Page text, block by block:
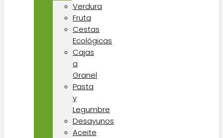
Verdura
Fruta
Cestas
Ecológicas
Cajas
a
Granel
Pasta
y
Legumbre
Desayunos
Aceite